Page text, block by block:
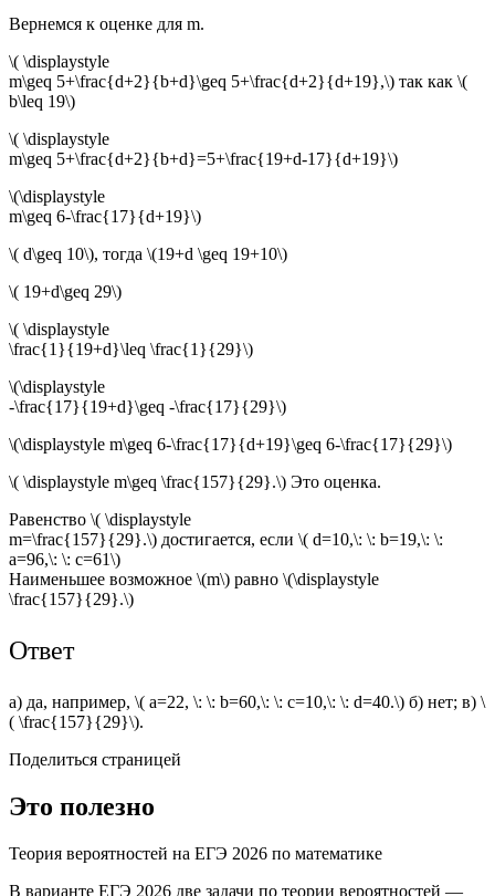
Вернемся к оценке для m.
\( \displaystyle
m\geq 5+\frac{d+2}{b+d}\geq 5+\frac{d+2}{d+19},\) так как \(
b\leq 19\)
\( \displaystyle
m\geq 5+\frac{d+2}{b+d}=5+\frac{19+d-17}{d+19}\)
\(\displaystyle
m\geq 6-\frac{17}{d+19}\)
\( d\geq 10\), тогда \(19+d \geq 19+10\)
\( 19+d\geq 29\)
\( \displaystyle
\frac{1}{19+d}\leq \frac{1}{29}\)
\(\displaystyle
-\frac{17}{19+d}\geq -\frac{17}{29}\)
\(\displaystyle m\geq 6-\frac{17}{d+19}\geq 6-\frac{17}{29}\)
\( \displaystyle m\geq \frac{157}{29}.\) Это оценка.
Равенство \( \displaystyle
m=\frac{157}{29}.\) достигается, если \( d=10,\: \: b=19,\: \:
a=96,\: \: c=61\)
Наименьшее возможное \(m\) равно \(\displaystyle
\frac{157}{29}.\)
Ответ
а) да, например, \( a=22, \: \: b=60,\: \: c=10,\: \: d=40.\) б) нет; в) \
( \frac{157}{29}\).
Поделиться страницей
Это полезно
Теория вероятностей на ЕГЭ 2026 по математике
В варианте ЕГЭ 2026 две задачи по теории вероятностей —